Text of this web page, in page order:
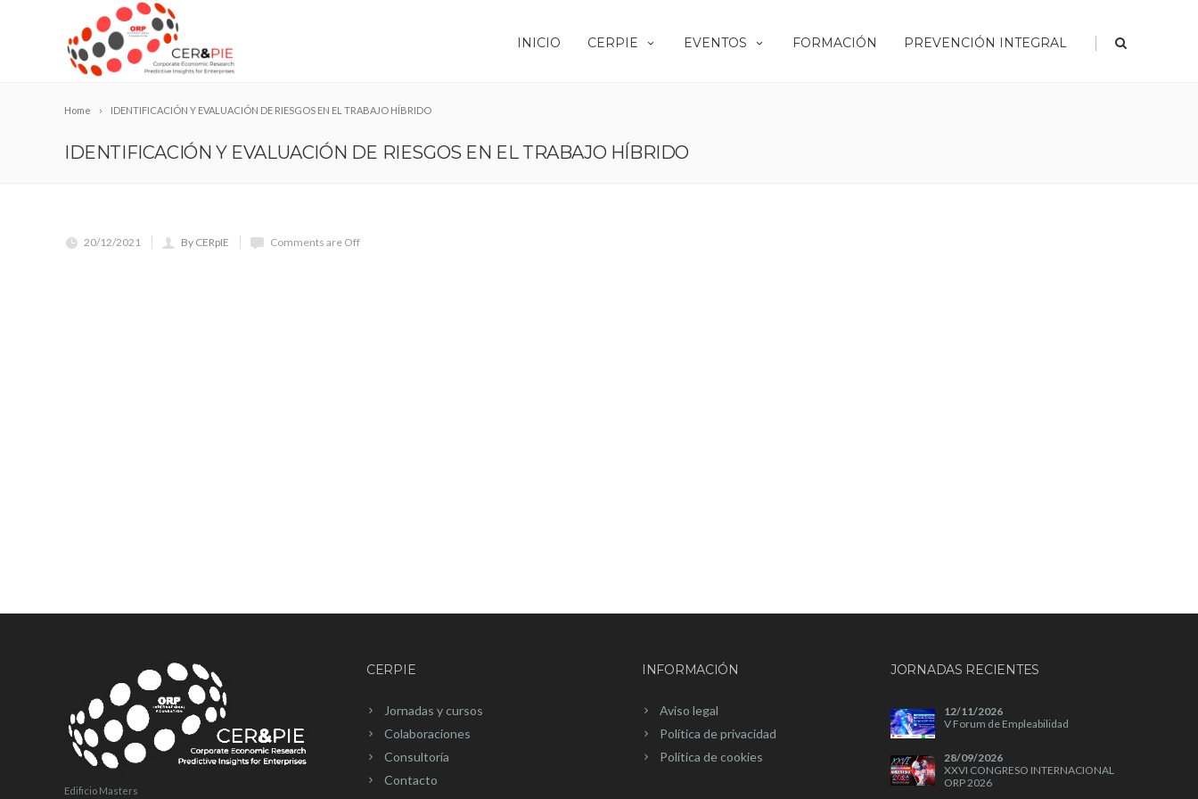
INICIO CERPIE EVENTOS FORMACIÓN PREVENCIÓN INTEGRAL |
Home IDENTIFICACIÓN Y EVALUACIÓN DE RIESGOS EN EL TRABAJO HÍBRIDO
IDENTIFICACIÓN Y EVALUACIÓN DE RIESGOS EN EL TRABAJO HÍBRIDO
20/12/2021 By CERpIE Comments are Off
Edificio Masters
CERPIE
Jornadas y cursos
Colaboraciones
Consultoría
Contacto
INFORMACIÓN
Aviso legal
Política de privacidad
Política de cookies
JORNADAS RECIENTES
12/11/2026
V Forum de Empleabilidad
28/09/2026
XXVI CONGRESO INTERNACIONAL
ORP 2026